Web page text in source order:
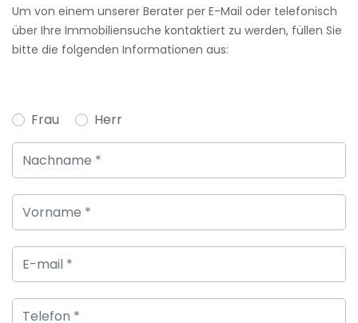
Um von einem unserer Berater per E-Mail oder telefonisch
über Ihre Immobiliensuche kontaktiert zu werden, füllen Sie
bitte die folgenden Informationen aus:
Frau Herr